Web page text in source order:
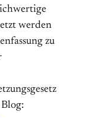
werden
zu